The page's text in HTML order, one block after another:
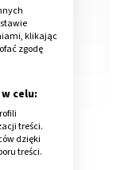
klikając
zgodę
celu:
treści.
dzięki
treści.